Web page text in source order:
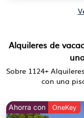
Alquileres de
Sobre 1124+
con una
Ahorra con OneKey